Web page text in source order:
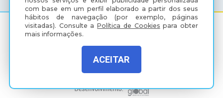
com base em um perfil elaborado a partir dos seus
hábitos de navegação (por exemplo, páginas
visitadas). Consulte aPolítica de Cookies para obter
mais informações.
ACEITAR
Rua Coelho Neto, 73, Vila São Paulo, Araçatuba - SP, CEP:
Política de Privacidade